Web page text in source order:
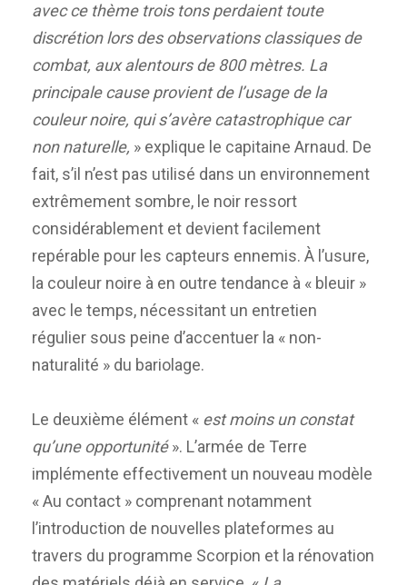
avec ce thème trois tons perdaient toute
discrétion lors des observations classiques de
combat, aux alentours de 800 mètres. La
principale cause provient de l’usage de la
couleur noire, qui s’avère catastrophique car
non naturelle, » explique le capitaine Arnaud. De
fait, s’il n’est pas utilisé dans un environnement
extrêmement sombre, le noir ressort
considérablement et devient facilement
repérable pour les capteurs ennemis. À l’usure,
la couleur noire à en outre tendance à « bleuir »
avec le temps, nécessitant un entretien
régulier sous peine d’accentuer la « non-
naturalité » du bariolage.
Le deuxième élément « est moins un constat
qu’une opportunité». L’armée de Terre
implémente effectivement un nouveau modèle
« Au contact » comprenant notamment
l’introduction de nouvelles plateformes au
travers du programme Scorpion et la rénovation